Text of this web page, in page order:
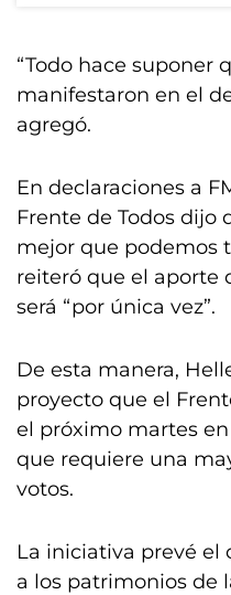
“Todo hace suponer
manifestaron en el
agregó.
En declaraciones a
Frente de Todos dijo
mejor que podemos
reiteró que el aporte
será “por única vez”.
De esta manera,
proyecto que el
el próximo martes
que requiere una
votos.
La iniciativa prevé el
a los patrimonios de